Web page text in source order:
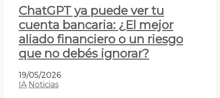
ChatGPT ya puede ver tu
cuenta bancaria: ¿El mejor
aliado financiero o un riesgo
que no debés ignorar?
19/05/2026
IA Noticias